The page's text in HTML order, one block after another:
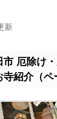
新
市 厄除け
紹介（ペ